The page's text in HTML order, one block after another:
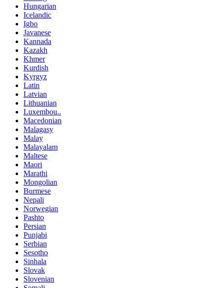
Hungarian
Icelandic
Igbo
Javanese
Kannada
Kazakh
Khmer
Kurdish
Kyrgyz
Latin
Latvian
Lithuanian
Luxembou..
Macedonian
Malagasy
Malay
Malayalam
Maltese
Maori
Marathi
Mongolian
Burmese
Nepali
Norwegian
Pashto
Persian
Punjabi
Serbian
Sesotho
Sinhala
Slovak
Slovenian